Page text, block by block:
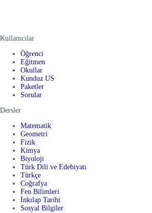
Kullanıcılar
Öğrenci
Eğitmen
Okullar
Kunduz US
Paketler
Sorular
Dersler
Matematik
Geometri
Fizik
Kimya
Biyoloji
Türk Dili ve Edebiyatı
Türkçe
Coğrafya
Fen Bilimleri
İnkılap Tarihi
Sosyal Bilgiler